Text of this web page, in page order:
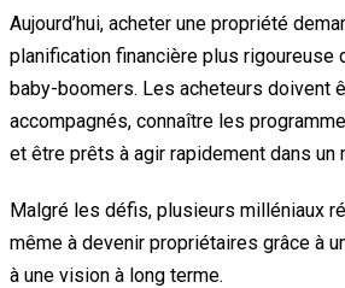
Aujourd’hui, acheter une propriété
planification financière plus rigoureuse
baby-boomers. Les acheteurs doivent
accompagnés, connaître les
et être prêts à agir rapidement dans un
Malgré les défis, plusieurs milléniaux
même à devenir propriétaires grâce à
à une vision à long terme.